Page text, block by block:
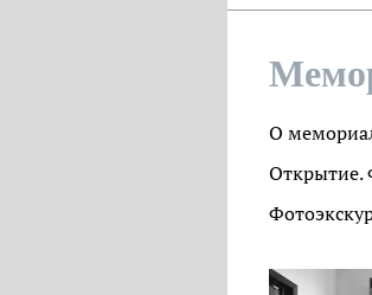
О
Открытие.